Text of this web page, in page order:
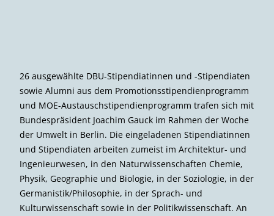
26 ausgewählte DBU-Stipendiatinnen und -Stipendiaten
sowie Alumni aus dem Promotionsstipendienprogramm
und MOE-Austauschstipendienprogramm trafen sich mit
Bundespräsident Joachim Gauck im Rahmen der Woche
der Umwelt in Berlin. Die eingeladenen Stipendiatinnen
und Stipendiaten arbeiten zumeist im Architektur- und
Ingenieurwesen, in den Naturwissenschaften Chemie,
Physik, Geographie und Biologie, in der Soziologie, in der
Germanistik/Philosophie, in der Sprach- und
Kulturwissenschaft sowie in der Politikwissenschaft. An